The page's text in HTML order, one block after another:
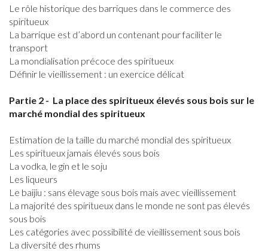
Le rôle historique des barriques dans le commerce des
spiritueux
La barrique est d’abord un contenant pour faciliter le
transport
La mondialisation précoce des spiritueux
Définir le vieillissement : un exercice délicat
Partie 2 - La place des spiritueux élevés sous bois sur le
marché mondial des spiritueux
Estimation de la taille du marché mondial des spiritueux
Les spiritueux jamais élevés sous bois
La vodka, le gin et le soju
Les liqueurs
Le baijiu : sans élevage sous bois mais avec vieillissement
La majorité des spiritueux dans le monde ne sont pas élevés
sous bois
Les catégories avec possibilité de vieillissement sous bois
La diversité des rhums